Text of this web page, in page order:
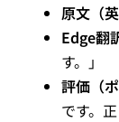
原文（
Edge翻
す。」
評価（
です。